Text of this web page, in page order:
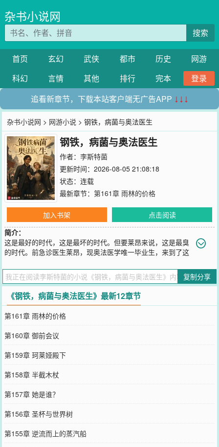
杂书小说网
搜索
首页 玄幻 武侠 都市 历史
网游
科幻
言情 其他 排行 完本
登录
追看新章节，下载本站客户端无广告APP ↓↓↓
杂书小说网 > 网游小说 > 钢铁，病菌与奥法医生
钢铁，病菌与奥法医生
作者： 李斯特菌
更新时间：2026-08-05 21:08:18
状态：连载
最新章节： 第161章 雨林的价格
加入书架
点击阅读
简介：
这是最好的时代，这是最坏的时代。但要莱昂来说，这是最臭
的时代。前急诊医生莱昂，现奥法医学唯一毕业生，来到了这
产力，顺手客串一回“现代医学之父”。防护学派的护盾术？刚好用来
罩出无尘结界。元能学派的燃烧之手？刚好用来消毒手术器械。嬗变
学派的物质变换？刚好用来手搓生理盐水。他还遇到了被称作“死眠圣
女”的女孩，其双手所触，任何活物都会安然睡去，再不醒来。莱昂的
第一反应是：“全身无菌？！这是上好的手术助手啊。”但他很快发现
——上一秒从死神手里抢回的士兵，转头又倒在了冲锋的路上。工厂
主依旧贪婪，新贵族依旧傲慢，普通人依旧沉默。世界已经病入膏
肓。于是医者戴上皇冠，准备亲自动手术。
您要是觉得《 钢铁，病菌与奥法医生
群和微博微信里的朋友推荐哦！
复制分享
《钢铁，病菌与奥法医生》最新12章节
第161章 雨林的价格
第160章 御前会议
第159章 珂莱娅殿下
第158章 半截木杖
第157章 她是谁？
第156章 圣杯与世界树
第155章 逆流而上的蒸汽船